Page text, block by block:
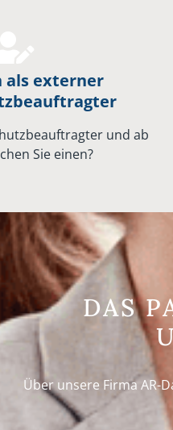
als externer
und ab
Sie einen?
DAS
Über unsere Firma AR-